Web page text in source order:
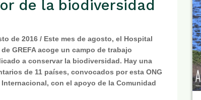
de la biodiversidad
de 2016 / Este mes de agosto, el Hospital
GREFA acoge un campo de trabajo
a conservar la biodiversidad. Hay una
de 11 países, convocados por esta ONG
con el apoyo de la Comunidad